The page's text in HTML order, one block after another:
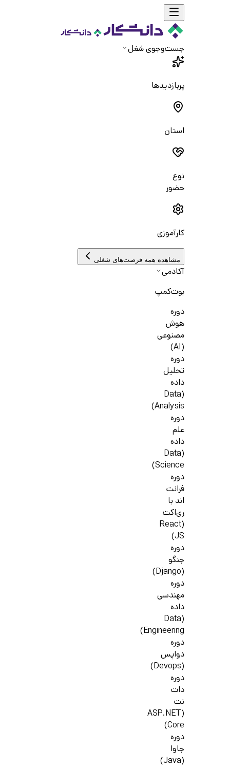
جست‌و‌جوی شغل
پربازدیدها
استان
نوع
حضور
کارآموزی
مشاهده همه فرصت‌های شغلی
آکادمی
بوت‌کمپ
دوره
هوش
مصنوعی
(AI)
دوره
تحلیل
داده
(Data
Analysis)
دوره
علم
داده
(Data
Science)
دوره
فرانت
اند با
ری‌اکت
(React
JS)
دوره
جنگو
(Django)
دوره
مهندسی
داده
(Data
Engineering)
دوره
دواپس
(Devops)
دوره
دات
نت
(ASP.NET
Core)
دوره
جاوا
(Java)